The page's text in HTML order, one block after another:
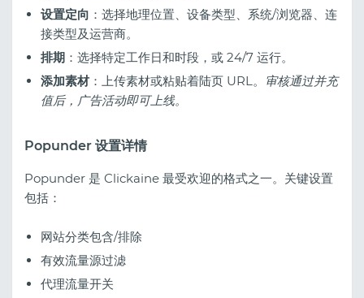
设置定向 ：选择地理位置、设备类型、系统/浏览器、连
接类型及运营商。
排期 ：选择特定工作日和时段，或 24/7 运行。
添加素材：上传素材或粘贴着陆页 URL。
审核通过并充
值后，广告活动即可上线。
Popunder 设置详情
Popunder 是 Clickaine 最受欢迎的格式之一。关键设置
包括：
网站分类包含/排除
有效流量源过滤
代理流量开关